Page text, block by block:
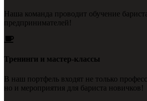
Наша команда проводит обучение
предпринимателей!
Тренинги и мастер-классы
В наш портфель входят не только
но и мероприятия для бариста новичков!